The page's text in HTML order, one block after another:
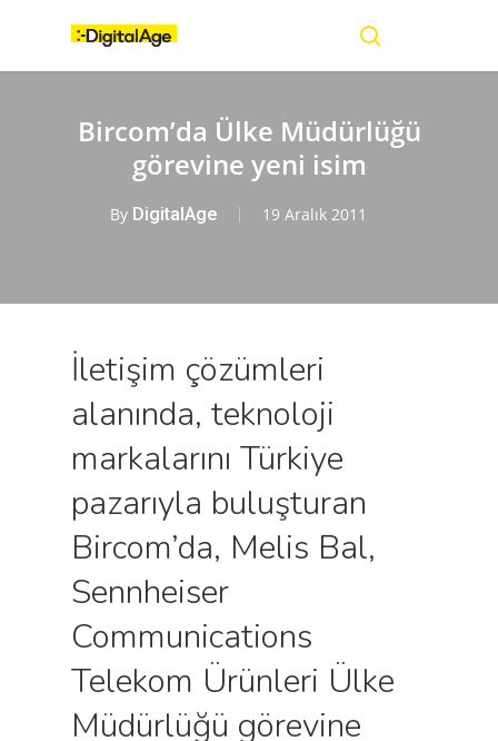
content
Bircom’da Ülke Müdürlüğü
görevine yeni isim
By DigitalAge 19 Aralık 2011
İletişim çözümleri
alanında, teknoloji
markalarını Türkiye
pazarıyla buluşturan
Bircom’da, Melis Bal,
Sennheiser
Communications
Telekom Ürünleri Ülke
Müdürlüğü görevine